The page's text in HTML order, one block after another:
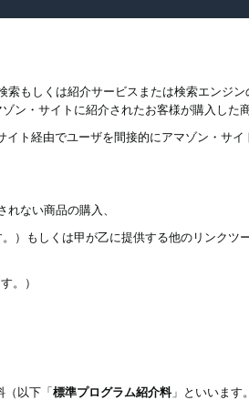
もしくは紹介サービスまたは検索エンジン
ン・サイトに紹介されたお客様が購入した商
ト経由でユーザを間接的にアマゾン・サイ
ない商品の購入、
）もしくは甲が乙に提供する他のリンクツ
。）
（以下「標準プログラム紹介料」といいます